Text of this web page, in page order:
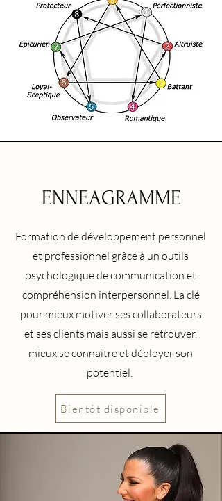
ENNEAGRAMME
Formation de développement personnel
et professionnel grâce à un outils
psychologique de communication et
compréhension interpersonnel. La clé
pour mieux motiver ses collaborateurs
et ses clients mais aussi se retrouver,
mieux se connaître et déployer son
potentiel.
Bientôt disponible